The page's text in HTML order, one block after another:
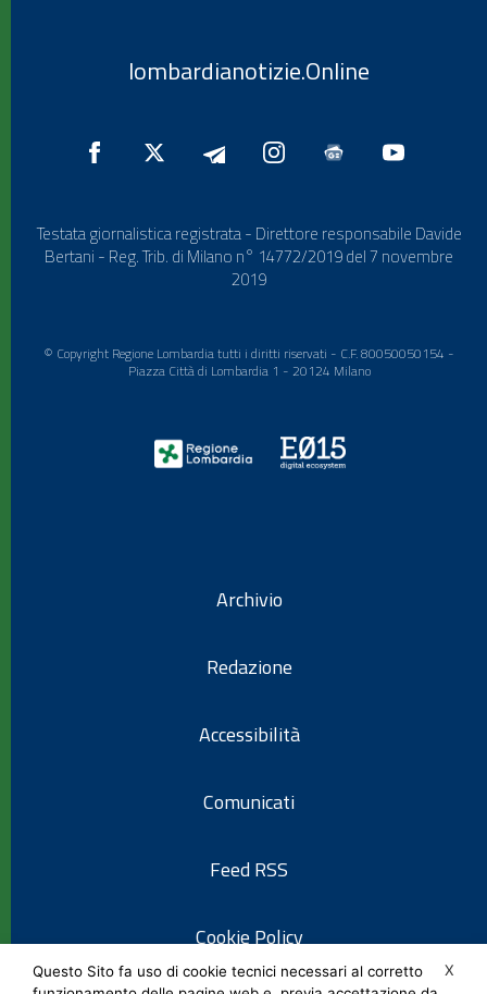
lombardianotizie.Online
Testata giornalistica registrata - Direttore responsabile Davide
Bertani - Reg. Trib. di Milano n° 14772/2019 del 7 novembre
2019
© Copyright Regione Lombardia tutti i diritti riservati - C.F. 80050050154 -
Piazza Città di Lombardia 1 - 20124 Milano
Archivio
Redazione
Accessibilità
Comunicati
Feed RSS
Cookie Policy
X
Questo Sito fa uso di cookie tecnici necessari al corretto